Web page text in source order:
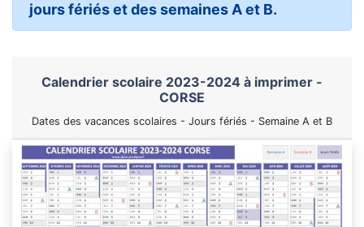
jours fériés et des semaines A et B.
Calendrier scolaire 2023-2024 à imprimer -
CORSE
Dates des vacances scolaires - Jours fériés - Semaine A et B